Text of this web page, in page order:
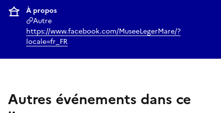
À propos
Autre
https://www.facebook.com/MuseeLegerMare/?
locale=fr_FR
Autres événements dans ce